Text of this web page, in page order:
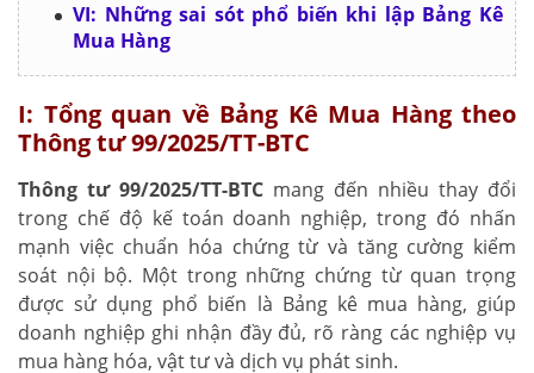
VI: Những sai sót phổ biến khi lập Bảng Kê
Mua Hàng
I: Tổng quan về Bảng Kê Mua Hàng theo
Thông tư 99/2025/TT-BTC
Thông tư 99/2025/TT-BTC mang đến nhiều thay đổi
trong chế độ kế toán doanh nghiệp, trong đó nhấn
mạnh việc chuẩn hóa chứng từ và tăng cường kiểm
soát nội bộ. Một trong những chứng từ quan trọng
được sử dụng phổ biến là Bảng kê mua hàng, giúp
doanh nghiệp ghi nhận đầy đủ, rõ ràng các nghiệp vụ
mua hàng hóa, vật tư và dịch vụ phát sinh.